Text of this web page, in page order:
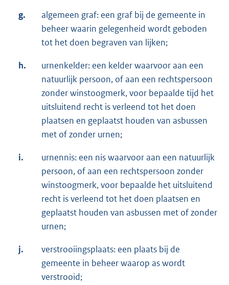
g.
algemeen graf: een graf bij de gemeente in
beheer waarin gelegenheid wordt geboden
tot het doen begraven van lijken;
h.
urnenkelder: een kelder waarvoor aan een
natuurlijk persoon, of aan een rechtspersoon
zonder winstoogmerk, voor bepaalde tijd het
uitsluitend recht is verleend tot het doen
plaatsen en geplaatst houden van asbussen
met of zonder urnen;
i.
urnennis: een nis waarvoor aan een natuurlijk
persoon, of aan een rechtspersoon zonder
winstoogmerk, voor bepaalde het uitsluitend
recht is verleend tot het doen plaatsen en
geplaatst houden van asbussen met of zonder
urnen;
j.
verstrooiingsplaats: een plaats bij de
gemeente in beheer waarop as wordt
verstrooid;